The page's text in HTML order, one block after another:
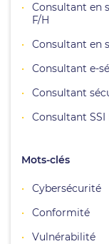
Consultant en
F/H
Consultant en
Consultant e-
Consultant
Consultant SSI
Mots-clés
Cybersécurité
Conformité
Vulnérabilité